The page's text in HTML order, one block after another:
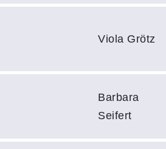
Viola Grötz
Barbara
Seifert